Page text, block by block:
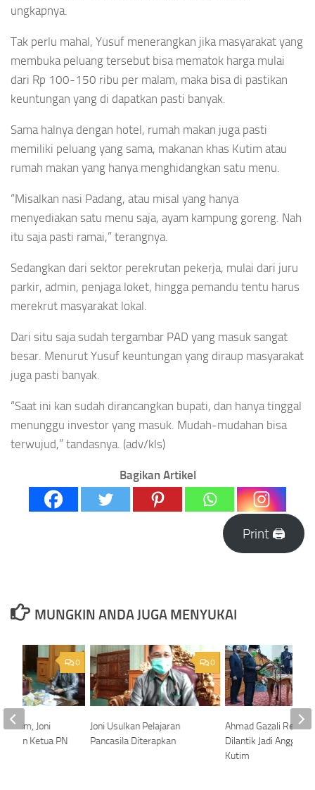
ungkapnya.
Tak perlu mahal, Yusuf menerangkan jika masyarakat yang
membuka peluang tersebut bisa mematok harga mulai
dari Rp 100-150 ribu per malam, maka bisa di pastikan
keuntungan yang di dapatkan pasti banyak.
Sama halnya dengan hotel, rumah makan juga pasti
memiliki peluang yang sama, makanan khas Kutim atau
rumah makan yang hanya menghidangkan satu menu.
“Misalkan nasi Padang, atau misal yang hanya
menyediakan satu menu saja, ayam kampung goreng. Nah
itu saja pasti ramai,” terangnya.
Sedangkan dari sektor perekrutan pekerja, mulai dari juru
parkir, admin, penjaga loket, hingga pemandu tentu harus
merekrut masyarakat lokal.
Dari situ saja sudah tergambar PAD yang masuk sangat
besar. Menurut Yusuf keuntungan yang diraup masyarakat
juga pasti banyak.
“Saat ini kan sudah dirancangkan bupati, dan hanya tinggal
menunggu investor yang masuk. Mudah-mudahan bisa
terwujud,” tandasnya. (adv/kls)
Bagikan Artikel
Print 🖨
MUNGKIN ANDA JUGA MENYUKAI
0
Joni Usulkan Pelajaran
Pancasila Diterapkan
Ahmad Gazali Resmi
Dilantik Jadi Anggota
Kutim
0
Kutim, Joni
Ketua PN